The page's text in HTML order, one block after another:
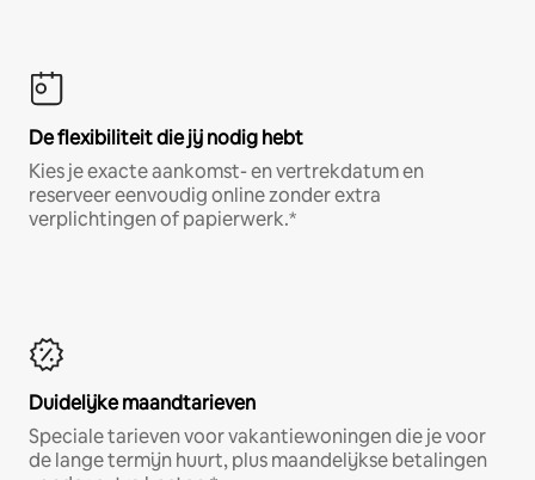
De flexibiliteit die jij nodig hebt
Kies je exacte aankomst- en vertrekdatum en
reserveer eenvoudig online zonder extra
verplichtingen of papierwerk.*
Duidelijke maandtarieven
Speciale tarieven voor vakantiewoningen die je voor
de lange termijn huurt, plus maandelijkse betalingen